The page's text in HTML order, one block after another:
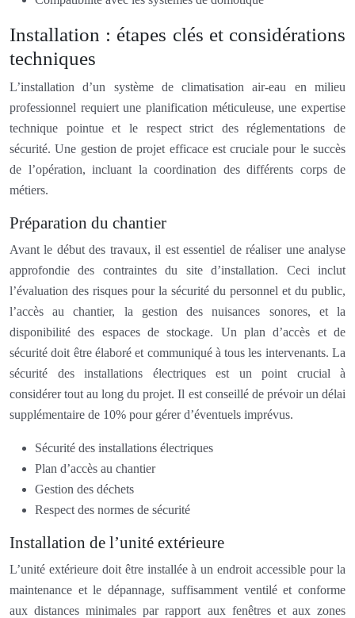
Installation : étapes clés et considérations
techniques
L’installation d’un système de climatisation air-eau en milieu
professionnel requiert une planification méticuleuse, une expertise
technique pointue et le respect strict des réglementations de
sécurité. Une gestion de projet efficace est cruciale pour le succès
de l’opération, incluant la coordination des différents corps de
métiers.
Préparation du chantier
Avant le début des travaux, il est essentiel de réaliser une analyse
approfondie des contraintes du site d’installation. Ceci inclut
l’évaluation des risques pour la sécurité du personnel et du public,
l’accès au chantier, la gestion des nuisances sonores, et la
disponibilité des espaces de stockage. Un plan d’accès et de
sécurité doit être élaboré et communiqué à tous les intervenants. La
sécurité des installations électriques est un point crucial à
considérer tout au long du projet. Il est conseillé de prévoir un délai
supplémentaire de 10% pour gérer d’éventuels imprévus.
Sécurité des installations électriques
Plan d’accès au chantier
Gestion des déchets
Respect des normes de sécurité
Installation de l’unité extérieure
L’unité extérieure doit être installée à un endroit accessible pour la
maintenance et le dépannage, suffisamment ventilé et conforme
aux distances minimales par rapport aux fenêtres et aux zones